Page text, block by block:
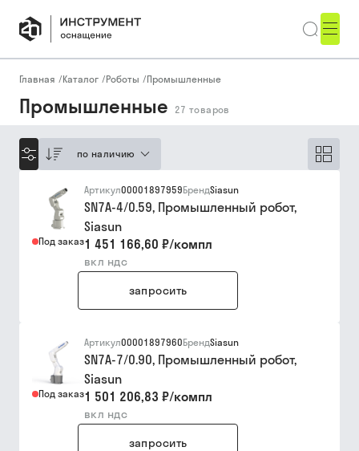
Главная /Каталог /Роботы /Промышленные
Промышленные 27 товаров
по наличию
Под заказ
Артикул00001897959БрендSiasun
SN7A-4/0.59, Промышленный робот,
Siasun
1 451 166,60 ₽/компл
вкл ндс
запросить
Под заказ
Артикул00001897960БрендSiasun
SN7A-7/0.90, Промышленный робот,
Siasun
1 501 206,83 ₽/компл
вкл ндс
запросить